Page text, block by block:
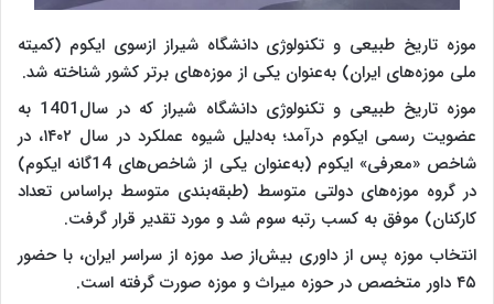
موزه تاریخ طبیعی و تکنولوژی دانشگاه شیراز ازسوی ایکوم (کمیته
ملی موزه‌های ایران) به‌عنوان یکی از موزه‌های برتر کشور شناخته شد.
موزه تاریخ طبیعی و تکنولوژی دانشگاه شیراز که در سال1401 به
عضویت رسمی ایکوم درآمد؛ به‌دلیل شیوه‌ عملکرد در سال ۱۴۰۲، در
شاخص «معرفی» ایکوم (به‌عنوان یکی از شاخص‌های 14گانه ایکوم)
در گروه موزه‌های دولتی متوسط (طبقه‌بندی متوسط براساس تعداد
کارکنان) موفق به کسب رتبه سوم شد و مورد تقدیر قرار گرفت.
انتخاب موزه پس از داوری بیش‌از صد موزه از سراسر ایران، با حضور
۴۵ داور متخصص در حوزه میراث و موزه صورت گرفته است.